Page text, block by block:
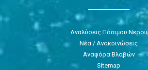
Αναλύσεις Πόσιμου Νερού
Νέα / Ανακοινώσεις
Αναφόρα Βλαβών
Sitemap